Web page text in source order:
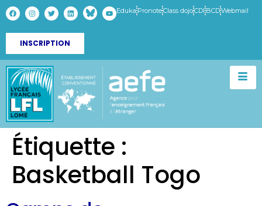
Eduka PronoteClass dojoCDI BCDWebmail
INSCRIPTION
Étiquette :
Basketball Togo